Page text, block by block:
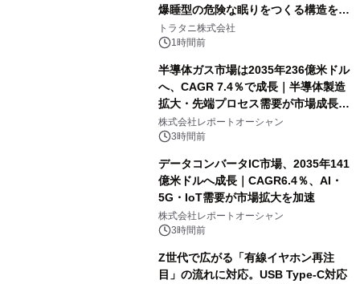
爆睡型の危険な眠りをつくる構造を解
説
トラタニ株式会社
1時間前
半導体ガス市場は2035年236億米ドル
へ、CAGR 7.4％で成長｜半導体製造
拡大・先端プロセス需要が市場成長を
加速
株式会社レポートオーシャン
3時間前
データコンバータIC市場、2035年141
億米ドルへ成長｜CAGR6.4％、AI・
5G・IoT需要が市場拡大を加速
株式会社レポートオーシャン
3時間前
Z世代で広がる「有線イヤホン再注
目」の流れに対応。USB Type-C対応